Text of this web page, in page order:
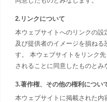
2.リンクについて
本ウェブサイトへのリンクの設
及び提供者のイメージを損ね
す。 本ウェブサイトをリンク
されることに同意したものとみ
3.著作権、その他の権利につい
本ウェブサイトに掲載された